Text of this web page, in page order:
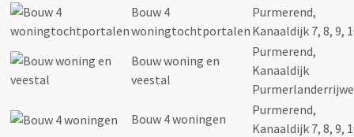
Bouw 4
woningtochtportalen
Purmerend,
Kanaaldijk 7, 8, 9,
Bouw woning en
veestal
Purmerend,
Kanaaldijk
Bouw 4 woningen
Purmerend,
Kanaaldijk 7, 8, 9,